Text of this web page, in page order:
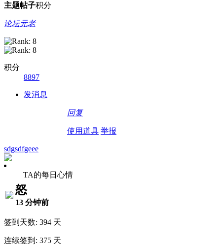
主题帖子积分
论坛元老
积分
8897
发消息
回复
使用道具 举报
sdgsdfgeee
TA的每日心情
怒
13 分钟前
签到天数: 394 天
连续签到: 375 天